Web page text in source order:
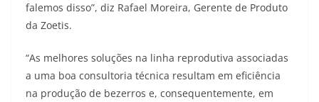
falemos disso”, diz Rafael Moreira, Gerente de Produto
da Zoetis.
“As melhores soluções na linha reprodutiva associadas
a uma boa consultoria técnica resultam em eficiência
na produção de bezerros e, consequentemente, em